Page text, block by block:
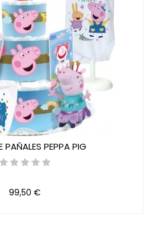
PAÑALES PEPPA PIG
99,50 €